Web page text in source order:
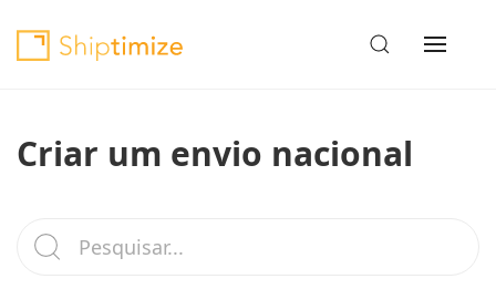
Criar um envio nacional